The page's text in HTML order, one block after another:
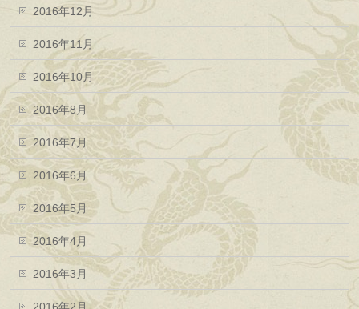
2016年12月
2016年11月
2016年10月
2016年8月
2016年7月
2016年6月
2016年5月
2016年4月
2016年3月